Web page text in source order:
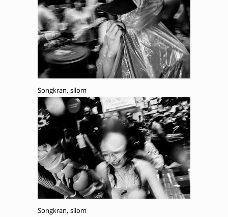
Songkran, silom
Songkran, silom